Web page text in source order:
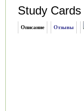
Study Cards
Описание Отзывы